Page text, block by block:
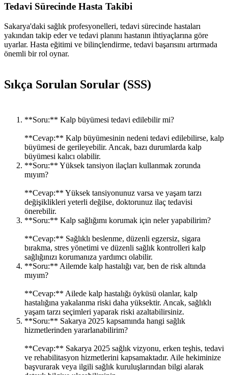
Tedavi Sürecinde Hasta Takibi
Sakarya'daki sağlık profesyonelleri, tedavi sürecinde hastaları
yakından takip eder ve tedavi planını hastanın ihtiyaçlarına göre
uyarlar. Hasta eğitimi ve bilinçlendirme, tedavi başarısını artırmada
önemli bir rol oynar.
Sıkça Sorulan Sorular (SSS)
**Soru:** Kalp büyümesi tedavi edilebilir mi?
**Cevap:** Kalp büyümesinin nedeni tedavi edilebilirse, kalp
büyümesi de gerileyebilir. Ancak, bazı durumlarda kalp
büyümesi kalıcı olabilir.
**Soru:** Yüksek tansiyon ilaçları kullanmak zorunda
mıyım?
**Cevap:** Yüksek tansiyonunuz varsa ve yaşam tarzı
değişiklikleri yeterli değilse, doktorunuz ilaç tedavisi
önerebilir.
**Soru:** Kalp sağlığımı korumak için neler yapabilirim?
**Cevap:** Sağlıklı beslenme, düzenli egzersiz, sigara
bırakma, stres yönetimi ve düzenli sağlık kontrolleri kalp
sağlığınızı korumanıza yardımcı olabilir.
**Soru:** Ailemde kalp hastalığı var, ben de risk altında
mıyım?
**Cevap:** Ailede kalp hastalığı öyküsü olanlar, kalp
hastalığına yakalanma riski daha yüksektir. Ancak, sağlıklı
yaşam tarzı seçimleri yaparak riski azaltabilirsiniz.
**Soru:** Sakarya 2025 kapsamında hangi sağlık
hizmetlerinden yararlanabilirim?
**Cevap:** Sakarya 2025 sağlık vizyonu, erken teşhis, tedavi
ve rehabilitasyon hizmetlerini kapsamaktadır. Aile hekiminize
başvurarak veya ilgili sağlık kuruluşlarından bilgi alarak